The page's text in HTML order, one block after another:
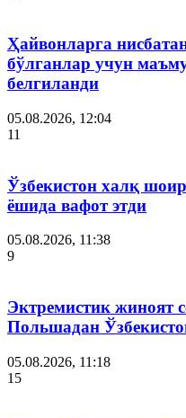
Ҳайвонларга
бўлганлар учун
белгиланди
05.08.2026, 12:04
11
Ўзбекистон халқ
ёшида вафот этди
05.08.2026, 11:38
9
Эктремистик жиноят
Польшадан
05.08.2026, 11:18
15